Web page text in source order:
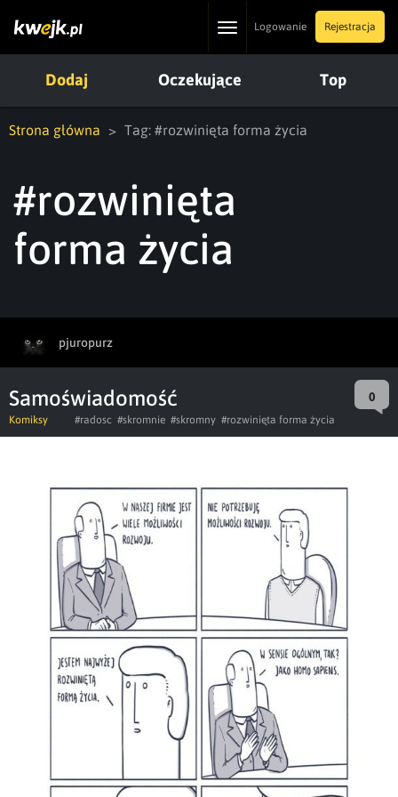
ToggleLogowanie Rejestracja
Dodaj Oczekujące Top
Strona główna Tag: #rozwinięta forma życia
#rozwinięta
forma życia
pjuropurz
Samoświadomość 0
Komiksy #radosc #skromnie #skromny #rozwinięta forma życia